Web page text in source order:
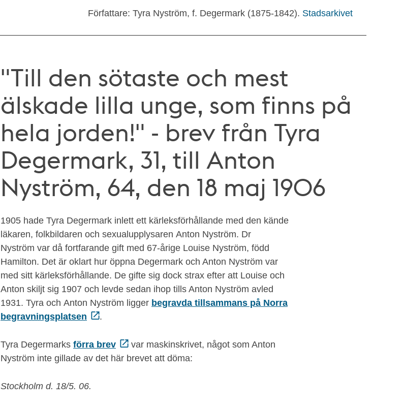
Författare: Tyra Nyström, f. Degermark (1875-1842). Stadsarkivet
"Till den sötaste och mest
älskade lilla unge, som finns på
hela jorden!" - brev från Tyra
Degermark, 31, till Anton
Nyström, 64, den 18 maj 1906
1905 hade Tyra Degermark inlett ett kärleksförhållande med den kände
läkaren, folkbildaren och sexualupplysaren Anton Nyström. Dr
Nyström var då fortfarande gift med 67-årige Louise Nyström, född
Hamilton. Det är oklart hur öppna Degermark och Anton Nyström var
med sitt kärleksförhållande. De gifte sig dock strax efter att Louise och
Anton skiljt sig 1907 och levde sedan ihop tills Anton Nyström avled
1931. Tyra och Anton Nyström ligger begravda tillsammans på Norra
begravningsplatsen
.
Tyra Degermarks förra brev
var maskinskrivet, något som Anton
Nyström inte gillade av det här brevet att döma:
Stockholm d. 18/5. 06.